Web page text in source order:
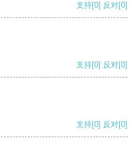
支持[0] 反对[0]
支持[0] 反对[0]
支持[0] 反对[0]